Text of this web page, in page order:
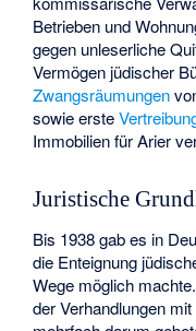
Betrieben und
gegen unleserliche
Vermögen jüdischer
Zwangsräumungen
sowie erste
Immobilien für Arier
Juristische
Bis 1938 gab es in
die Enteignung
Wege möglich machte.
der Verhandlungen mit